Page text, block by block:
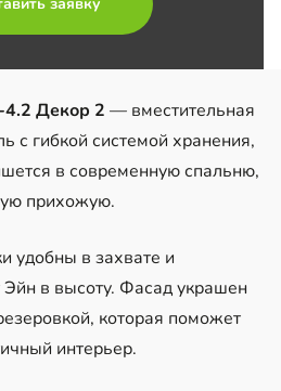
Декор 2 — вместительная
с гибкой системой хранения,
в современную спальню,
прихожую.
удобны в захвате и
в высоту. Фасад украшен
которая поможет
интерьер.